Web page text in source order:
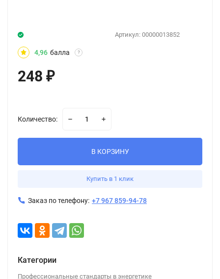
Артикул: 00000013852
4,96 балла ?
248 ₽
Количество:
В КОРЗИНУ
Купить в 1 клик
Заказ по телефону: +7 967 859-94-78
Категории
Профессиональные стандарты в энергетике